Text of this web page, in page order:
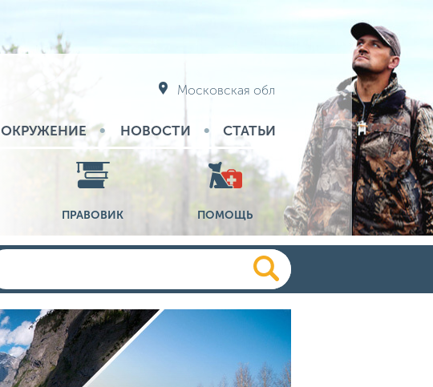
Московская обл
ОКРУЖЕНИЕ НОВОСТИ СТАТЬИ
ПРАВОВИК ПОМОЩЬ